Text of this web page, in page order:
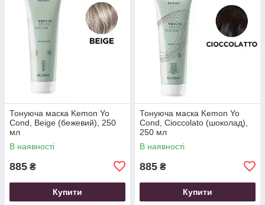
Тонуюча маска Kemon Yo
Cond, Beige (бежевий), 250
мл
В наявності
885 ₴
Купити
Тонуюча маска Kemon Yo
Cond, Cioccolato (шоколад),
250 мл
В наявності
885 ₴
Купити